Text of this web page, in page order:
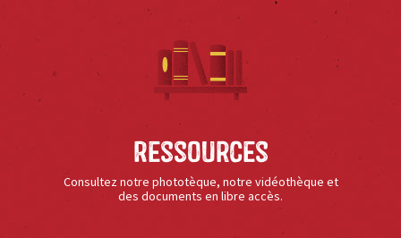
Ressources
Consultez notre phototèque, notre vidéothèque et
des documents en libre accès.